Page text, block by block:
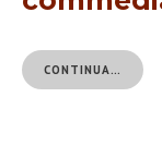
CONTINUA…